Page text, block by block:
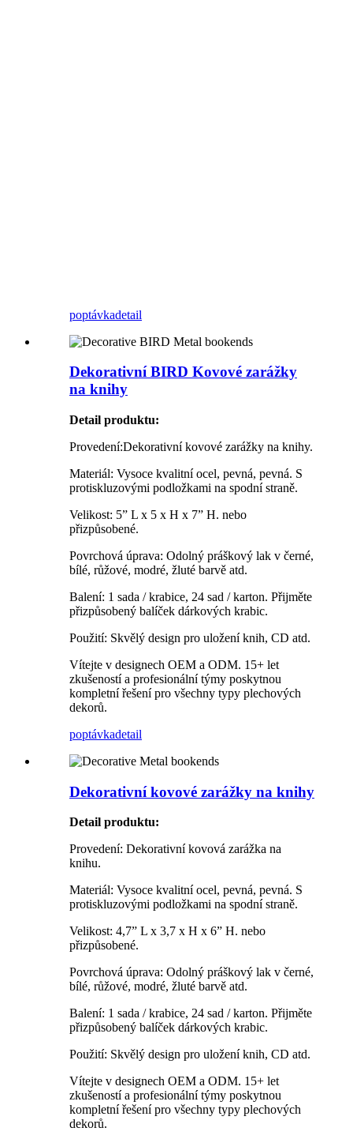
poptávkadetail
Dekorativní BIRD Kovové zarážky
na knihy
Detail produktu:
Provedení:Dekorativní kovové zarážky na knihy.
Materiál: Vysoce kvalitní ocel, pevná, pevná. S
protiskluzovými podložkami na spodní straně.
Velikost: 5” L x 5 x H x 7” H. nebo
přizpůsobené.
Povrchová úprava: Odolný práškový lak v černé,
bílé, růžové, modré, žluté barvě atd.
Balení: 1 sada / krabice, 24 sad / karton. Přijměte
přizpůsobený balíček dárkových krabic.
Použití: Skvělý design pro uložení knih, CD atd.
Vítejte v designech OEM a ODM. 15+ let
zkušeností a profesionální týmy poskytnou
kompletní řešení pro všechny typy plechových
dekorů.
poptávkadetail
Dekorativní kovové zarážky na knihy
Detail produktu:
Provedení: Dekorativní kovová zarážka na
knihu.
Materiál: Vysoce kvalitní ocel, pevná, pevná. S
protiskluzovými podložkami na spodní straně.
Velikost: 4,7” L x 3,7 x H x 6” H. nebo
přizpůsobené.
Povrchová úprava: Odolný práškový lak v černé,
bílé, růžové, modré, žluté barvě atd.
Balení: 1 sada / krabice, 24 sad / karton. Přijměte
přizpůsobený balíček dárkových krabic.
Použití: Skvělý design pro uložení knih, CD atd.
Vítejte v designech OEM a ODM. 15+ let
zkušeností a profesionální týmy poskytnou
kompletní řešení pro všechny typy plechových
dekorů.